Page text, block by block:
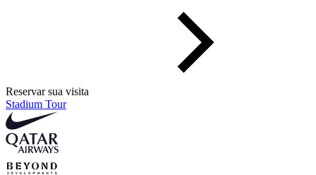
Reservar sua visita
Stadium Tour